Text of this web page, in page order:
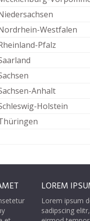
Westfalen
Pfalz
Anhalt
Holstein
LOREM
Lorem ipsum
sadipscing